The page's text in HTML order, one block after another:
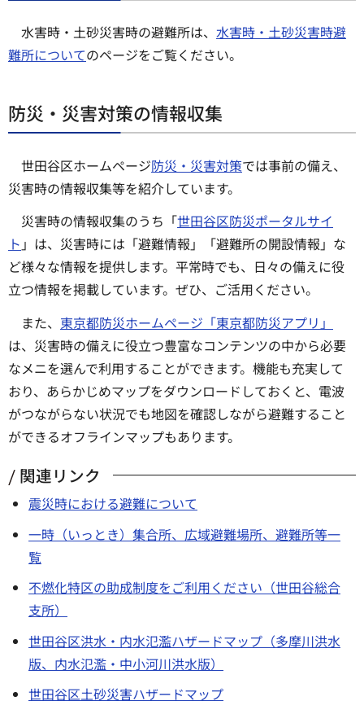
水害時・土砂災害時の避難所は、 水害時・土砂災害時避
難所についてのページをご覧ください。
防災・災害対策の情報収集
世田谷区ホームページ防災・災害対策では事前の備え、
災害時の情報収集等を紹介しています。
災害時の情報収集のうち「世田谷区防災ポータルサイ
ト 」は、災害時には「避難情報」「避難所の開設情報」な
ど様々な情報を提供します。平常時でも、日々の備えに役
立つ情報を掲載しています。ぜひ、ご活用ください。
また、 東京都防災ホームページ「東京都防災アプリ」
は、災害時の備えに役立つ豊富なコンテンツの中から必要
なメニを選んで利用することができます。機能も充実して
おり、あらかじめマップをダウンロードしておくと、電波
がつながらない状況でも地図を確認しながら避難すること
ができるオフラインマップもあります。
関連リンク
震災時における避難について
一時（いっとき）集合所、広域避難場所、避難所等一
覧
不燃化特区の助成制度をご利用ください（世田谷総合
支所）
世田谷区洪水・内水氾濫ハザードマップ（多摩川洪水
版、内水氾濫・中小河川洪水版）
世田谷区土砂災害ハザードマップ